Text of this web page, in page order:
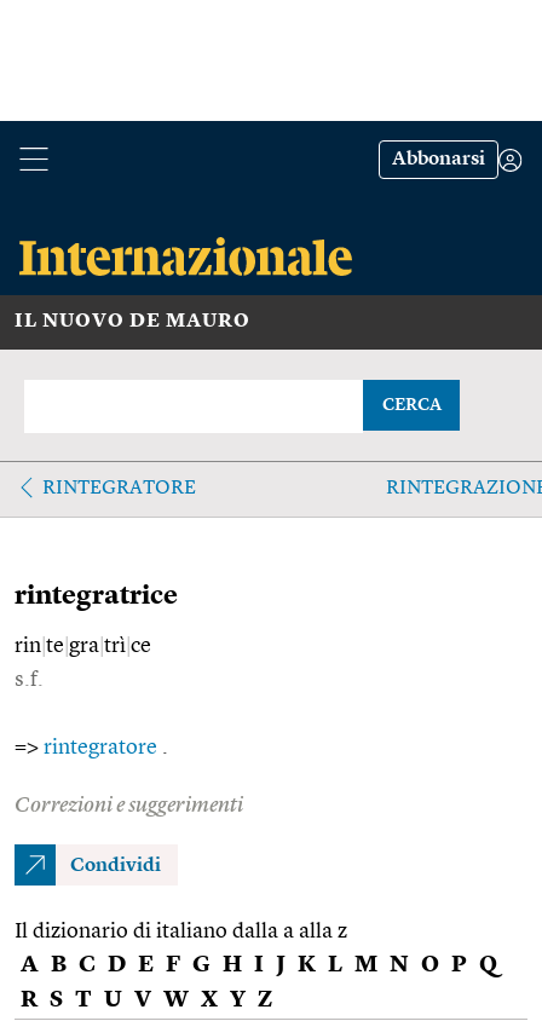
Abbonarsi
IL NUOVO DE MAURO
CERCA
RINTEGRATORE
rintegratrice
rin te gra trì ce
s.f.
=> rintegratore
Correzioni e suggerimenti
Condividi
Il dizionario di italiano dalla a alla z
A B C D E F G H I J K L M N O P Q
R S T U V W X Y Z